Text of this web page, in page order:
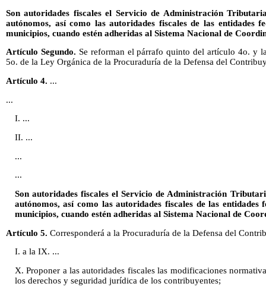
Son autoridades fiscales el Servicio de Administración
autónomos, así como las autoridades fiscales de las entidades
municipios, cuando estén adheridas al Sistema Nacional de
Artículo Segundo. Se reforman el párrafo quinto del artículo 4o. y
5o. de la Ley Orgánica de la Procuraduría de la Defensa del
Artículo 4. ...
...
I. ...
II. ...
...
...
Son autoridades fiscales el Servicio de Administración
autónomos, así como las autoridades fiscales de las entidades
municipios, cuando estén adheridas al Sistema Nacional de
Artículo 5. Corresponderá a la Procuraduría de la Defensa del
I. a la IX. ...
X. Proponer a las autoridades fiscales las modificaciones
los derechos y seguridad jurídica de los contribuyentes;